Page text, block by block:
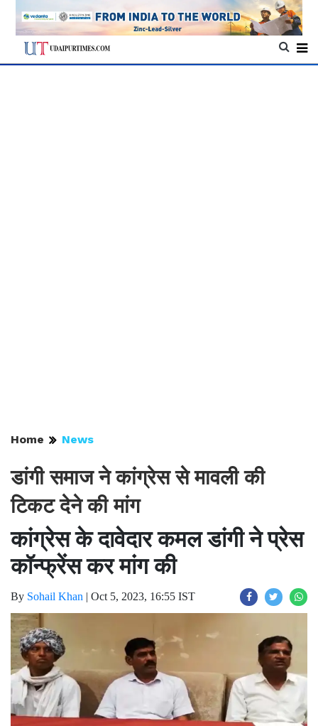
Home News
डांगी समाज ने कांग्रेस से मावली की
टिकट देने की मांग
कांग्रेस के दावेदार कमल डांगी ने प्रेस
कॉन्फ्रेंस कर मांग की
By Sohail Khan | Oct 5, 2023, 16:55 IST